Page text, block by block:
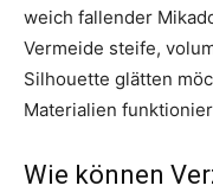
weich fallender
Vermeide steife,
Silhouette glätten
Materialien
Wie können